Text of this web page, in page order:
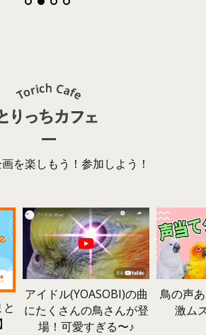
を楽しもう！参加しよう！
アイドル(YOASOBI)の曲
にたくさんの鳥さんが登
場！可愛すぎる〜♪
鳥の声
激ム